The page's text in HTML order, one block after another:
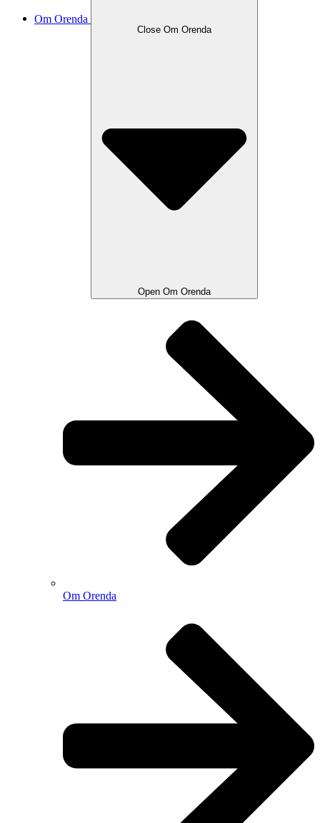
Om Orenda
Close Om Orenda
Open Om Orenda
Om Orenda